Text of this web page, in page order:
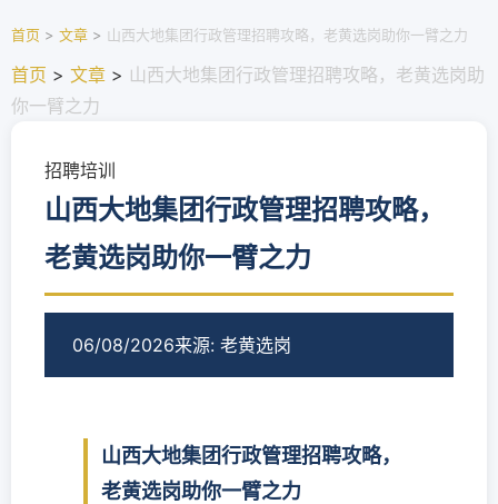
首页 > 文章 > 山西大地集团行政管理招聘攻略，老黄选岗助你一臂之力
首页 > 文章 > 山西大地集团行政管理招聘攻略，老黄选岗助
你一臂之力
招聘培训
山西大地集团行政管理招聘攻略，
老黄选岗助你一臂之力
06/08/2026来源: 老黄选岗
山西大地集团行政管理招聘攻略，
老黄选岗助你一臂之力